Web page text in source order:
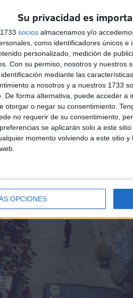
Su privacidad es
socios almacenamos y/o
como identificadores únicos
personalizado, medición de
Con su permiso, nosotros y nuestros
mediante las
a nosotros y a nuestros 1733
De forma alternativa, puede acceder a
otorgar o negar su consentimiento.
no requerir de su consentimiento,
se aplicarán solo a este
momento volviendo a este sitio
OPCIONES
proteger a esos niños habilitando
y recibir comida y ropa.
1.500 menores y la